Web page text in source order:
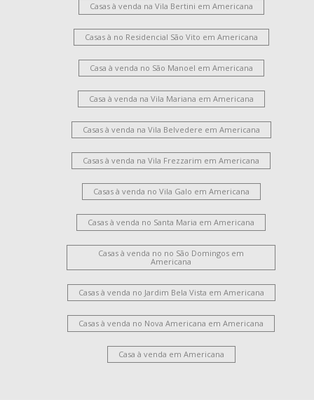
Casas à venda na Vila Bertini em Americana
Casas à no Residencial São Vito em Americana
Casa à venda no São Manoel em Americana
Casa à venda na Vila Mariana em Americana
Casas à venda na Vila Belvedere em Americana
Casas à venda na Vila Frezzarim em Americana
Casas à venda no Vila Galo em Americana
Casas à venda no Santa Maria em Americana
Casas à venda no no São Domingos em
Americana
Casas à venda no Jardim Bela Vista em Americana
Casas à venda no Nova Americana em Americana
Casa à venda em Americana